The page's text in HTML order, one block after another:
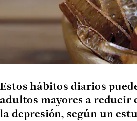
Estos hábitos diarios
adultos mayores a reducir
la depresión, según un